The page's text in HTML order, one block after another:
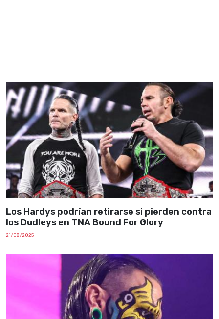
Los Hardys podrían retirarse si pierden contra
los Dudleys en TNA Bound For Glory
21/08/2025